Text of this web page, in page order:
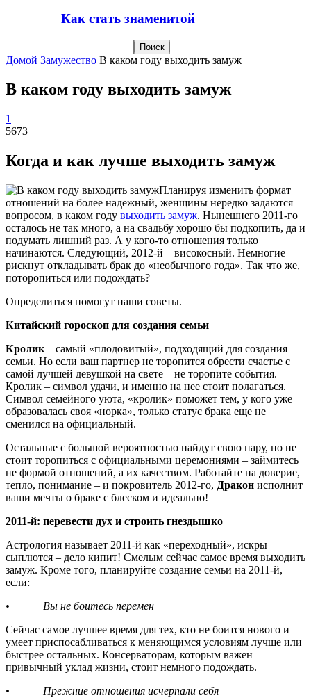
Как стать знаменитой
Домой Замужество В каком году выходить замуж
В каком году выходить замуж
1
5673
Когда и как лучше выходить замуж
Планируя изменить формат
отношений на более надежный, женщины нередко задаются
вопросом, в каком году выходить замуж. Нынешнего 2011-го
осталось не так много, а на свадьбу хорошо бы подкопить, да и
подумать лишний раз. А у кого-то отношения только
начинаются. Следующий, 2012-й – високосный. Немногие
рискнут откладывать брак до «необычного года». Так что же,
поторопиться или подождать?
Определиться помогут наши советы.
Китайский гороскоп для создания семьи
Кролик – самый «плодовитый», подходящий для создания
семьи. Но если ваш партнер не торопится обрести счастье с
самой лучшей девушкой на свете – не торопите события.
Кролик – символ удачи, и именно на нее стоит полагаться.
Символ семейного уюта, «кролик» поможет тем, у кого уже
образовалась своя «норка», только статус брака еще не
сменился на официальный.
Остальные с большой вероятностью найдут свою пару, но не
стоит торопиться с официальными церемониями – займитесь
не формой отношений, а их качеством. Работайте на доверие,
тепло, понимание – и покровитель 2012-го, Дракон исполнит
ваши мечты о браке с блеском и идеально!
2011-й: перевести дух и строить гнездышко
Астрология называет 2011-й как «переходный», искры
сыплются – дело кипит! Смелым сейчас самое время выходить
замуж. Кроме того, планируйте создание семьи на 2011-й,
если:
• Вы не боитесь перемен
Сейчас самое лучшее время для тех, кто не боится нового и
умеет приспосабливаться к меняющимся условиям лучше или
быстрее остальных. Консерваторам, которым важен
привычный уклад жизни, стоит немного подождать.
• Прежние отношения исчерпали себя